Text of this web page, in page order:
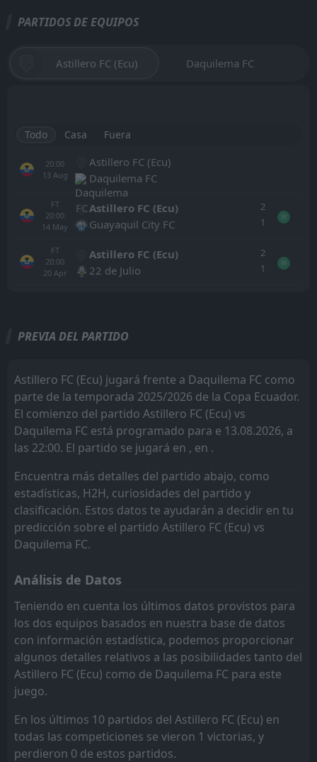
PARTIDOS DE EQUIPOS
Astillero FC (Ecu) Daquilema FC
Todo Casa Fuera
20:00
13 Aug
Astillero FC (Ecu)
Daquilema FC
FT
20:00
14 May
Astillero FC (Ecu)
Guayaquil City FC
2
1
W
FT
20:00
20 Apr
Astillero FC (Ecu)
22 de Julio
2
1
W
PEN
20:30
20May
Daquilema FC
Emelec
10
FT
17:00
U.D. Juvenil
PREVIA DEL PARTIDO
Astillero FC (Ecu) jugará frente a Daquilema FC como
parte de la temporada 2025/2026 de la Copa Ecuador.
El comienzo del partido Astillero FC (Ecu) vs
Daquilema FC está programado para e 13.08.2026, a
las 22:00. El partido se jugará en , en .
Encuentra más detalles del partido abajo, como
estadísticas, H2H, curiosidades del partido y
clasificación. Estos datos te ayudarán a decidir en tu
predicción sobre el partido Astillero FC (Ecu) vs
Daquilema FC.
Análisis de Datos
Teniendo en cuenta los últimos datos provistos para
los dos equipos basados en nuestra base de datos
con información estadística, podemos proporcionar
algunos detalles relativos a las posibilidades tanto del
Astillero FC (Ecu) como de Daquilema FC para este
juego.
En los últimos 10 partidos del Astillero FC (Ecu) en
todas las competiciones se vieron 1 victorias, y
perdieron 0 de estos partidos.